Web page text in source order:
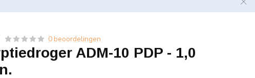
0 beoordelingen
ADM-10 PDP - 1,0